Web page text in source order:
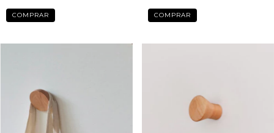
COMPRAR COMPRAR